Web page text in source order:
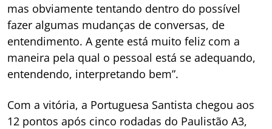
mas obviamente tentando dentro do possível
fazer algumas mudanças de conversas, de
entendimento. A gente está muito feliz com a
maneira pela qual o pessoal está se adequando,
entendendo, interpretando bem”.
Com a vitória, a Portuguesa Santista chegou aos
12 pontos após cinco rodadas do Paulistão A3,